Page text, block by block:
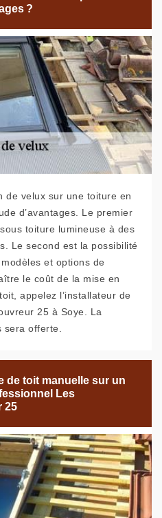
?
de velux sur une toiture en
d’avantages. Le premier
toiture lumineuse à des
Le second est la possibilité
et options de
le coût de la mise en
appelez l’installateur de
25 à Soye. La
sera offerte.
de toit manuelle sur un
Les
25